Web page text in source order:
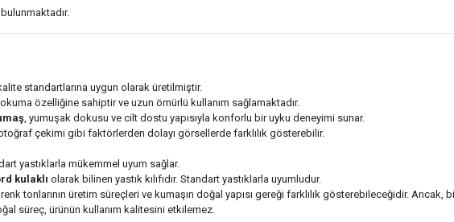
bulunmaktadır.
standartlarına uygun olarak üretilmiştir.
özelliğine sahiptir ve uzun ömürlü kullanım sağlamaktadır.
, yumuşak dokusu ve cilt dostu yapısıyla konforlu bir uyku deneyimi sunar.
çekimi gibi faktörlerden dolayı görsellerde farklılık gösterebilir.
yastıklarla mükemmel uyum sağlar.
kulaklı olarak bilinen yastık kılıfıdır. Standart yastıklarla uyumludur.
tonlarının üretim süreçleri ve kumaşın doğal yapısı gereği farklılık gösterebileceğidir. Ancak,
süreç, ürünün kullanım kalitesini etkilemez.